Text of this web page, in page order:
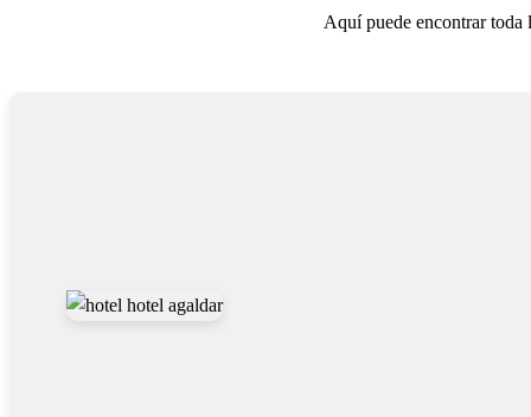
Aquí puede encontrar